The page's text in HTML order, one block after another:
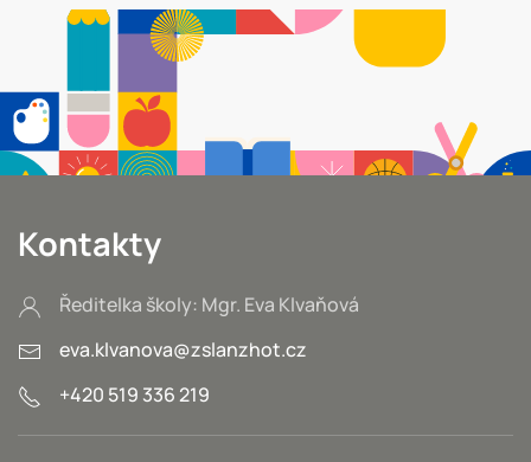
Kontakty
Ředitelka školy: Mgr. Eva Klvaňová
eva.klvanova@zslanzhot.cz
+420 519 336 219